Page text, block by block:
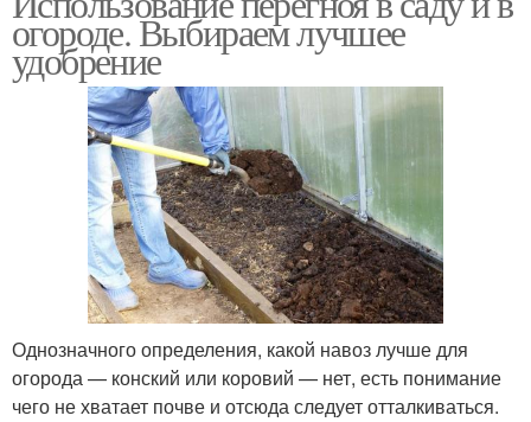
огороде. Выбираем лучшее
удобрение
Однозначного определения, какой навоз лучше для
огорода — конский или коровий — нет, есть понимание
чего не хватает почве и отсюда следует отталкиваться.